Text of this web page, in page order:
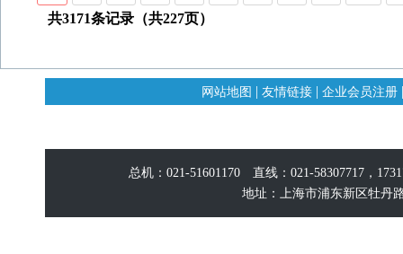
共3171条记录（共227页）
网站地图 | 友情链接 | 企业会员注册
总机：021-51601170 直线：021-58307717，
地址：上海市浦东新区牡丹